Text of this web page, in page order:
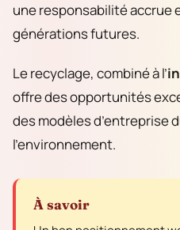
une responsabilité accrue
générations futures.
Le recyclage, combiné à l’
offre des opportunités
des modèles d’entreprise
l’environnement.
À savoir